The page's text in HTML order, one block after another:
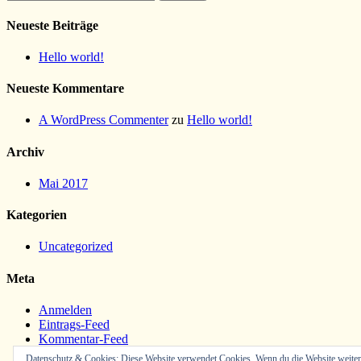
nach:
Neueste Beiträge
Hello world!
Neueste Kommentare
A WordPress Commenterzu Hello world!
Archiv
Mai 2017
Kategorien
Uncategorized
Meta
Anmelden
Eintrags-Feed
Kommentar-Feed
WordPress.org
Datenschutz & Cookies: Diese Website verwendet Cookies. Wenn du die Website